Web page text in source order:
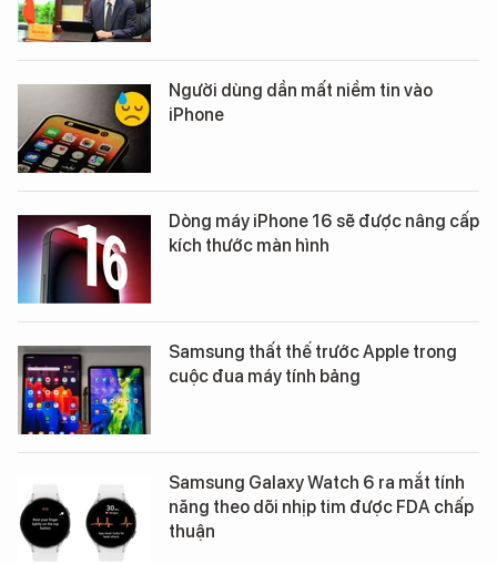
Người dùng dần mất niềm tin vào
iPhone
Dòng máy iPhone 16 sẽ được nâng cấp
kích thước màn hình
Samsung thất thế trước Apple trong
cuộc đua máy tính bảng
Samsung Galaxy Watch 6 ra mắt tính
năng theo dõi nhịp tim được FDA chấp
thuận